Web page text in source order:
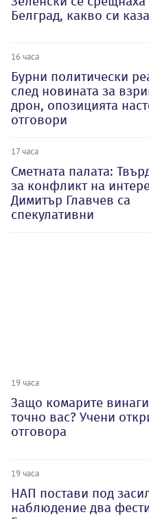
Белград, какво си
16 часа
Бурни политически
след новината за
дрон, опозицията
отговори
17 часа
Сметната палата:
за конфликт на
Димитър Главчев са
спекулативни
19 часа
Защо комарите
точно вас? Учени
отговора
19 часа
НАП постави под
наблюдение два